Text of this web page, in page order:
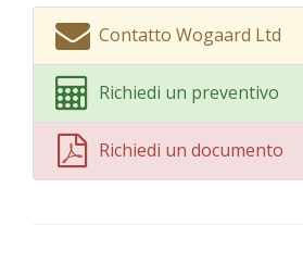
Contatto Wogaard Ltd
Richiedi un preventivo
Richiedi un documento